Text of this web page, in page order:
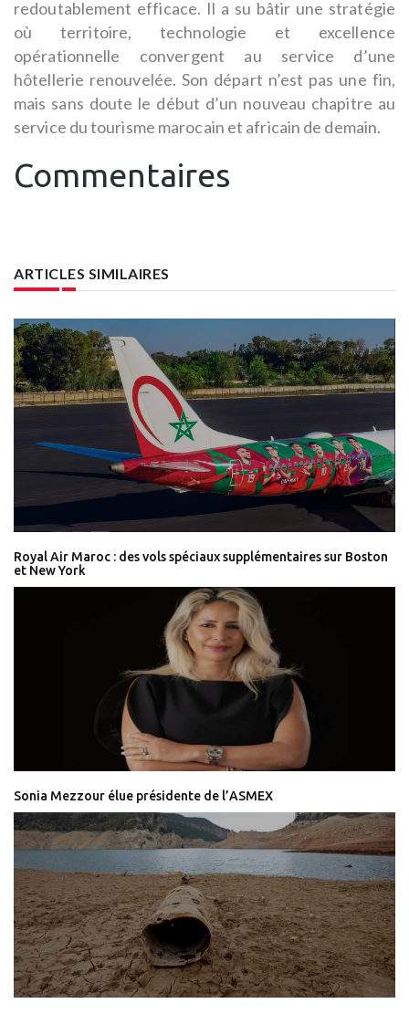
redoutablement efficace. Il a su bâtir une stratégie
où territoire, technologie et excellence
opérationnelle convergent au service d’une
hôtellerie renouvelée. Son départ n’est pas une fin,
mais sans doute le début d’un nouveau chapitre au
service du tourisme marocain et africain de demain.
Commentaires
ARTICLES SIMILAIRES
Royal Air Maroc : des vols spéciaux supplémentaires sur Boston
et New York
Sonia Mezzour élue présidente de l’ASMEX